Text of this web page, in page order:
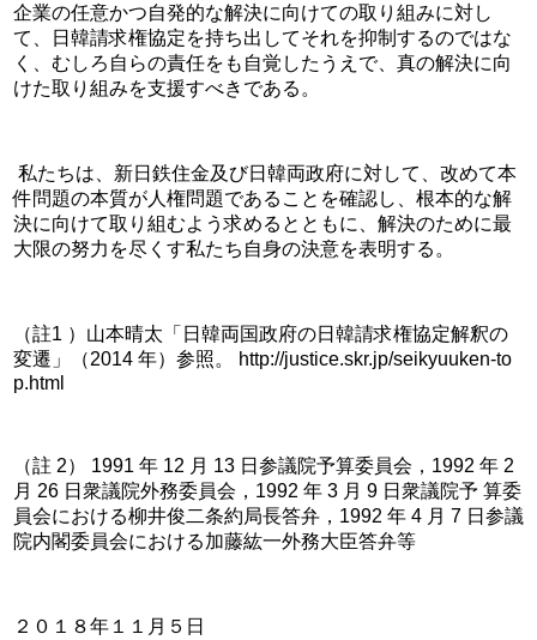
企業の任意かつ自発的な解決に向けての取り組みに対し
て、日韓請求権協定を持ち出してそれを抑制するのではな
く、むしろ自らの責任をも自覚したうえで、真の解決に向
けた取り組みを支援すべきである。
件問題の本質が人権問題であることを確認し、根本的な解
決に向けて取り組むよう求めるとともに、解決のために最
大限の努力を尽くす私たち自身の決意を表明する。
（註1 ）山本晴太「日韓両国政府の日韓請求権協定解釈の
変遷」（2014 年）参照。 http://justice.skr.jp/seikyuuken-to
p.html
（註 2） 1991 年 12 月 13 日参議院予算委員会，1992 年 2
月 26 日衆議院外務委員会，1992 年 3 月 9 日衆議院予 算委
員会における柳井俊二条約局長答弁，1992 年 4 月 7 日参議
院内閣委員会における加藤紘一外務大臣答弁等
２０１８年１１月５日